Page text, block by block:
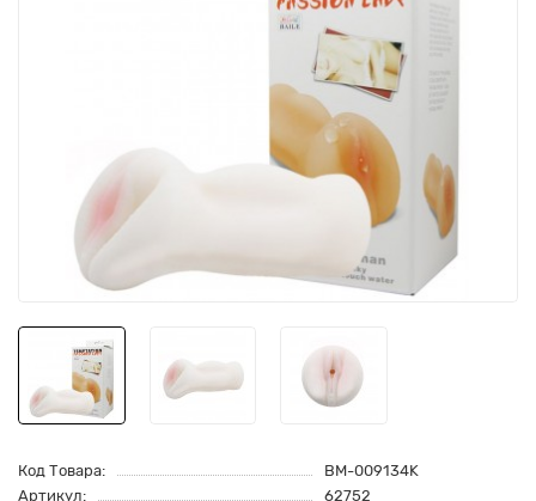
Код Товара:
BM-009134K
Артикул:
62752